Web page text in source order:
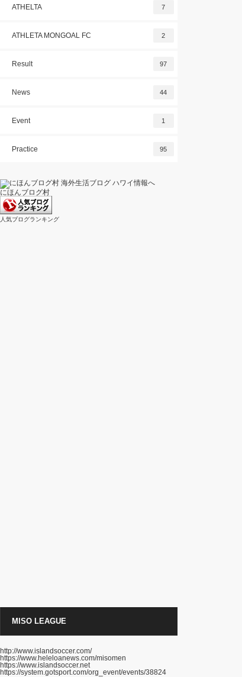
ATHELTA 7
ATHLETA MONGOAL FC 2
Result 97
News 44
Event 1
Practice 95
にほんブログ村
人気ブログランキング
MISO LEAGUE
http://www.islandsoccer.com/
https://www.heleloanews.com/misomen
https://www.islandsoccer.net
https://system.gotsport.com/org_event/events/38824